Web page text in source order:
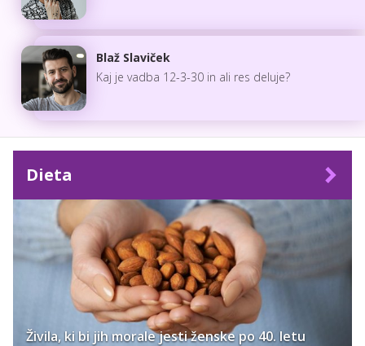
Blaž Slaviček
Kaj je vadba 12-3-30 in ali res deluje?
Dieta
Živila, ki bi jih morale jesti ženske po 40. letu